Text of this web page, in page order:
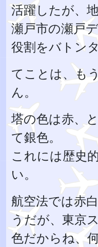
活躍したが、
瀬戸市の瀬戸
役割をバトン
てことは、も
ん。
塔の色は赤、
て銀色。
これには歴史
い。
航空法では赤
うだが、東京
色だからね、